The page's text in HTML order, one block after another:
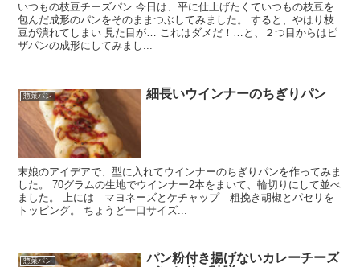
いつもの枝豆チーズパン 今日は、平に仕上げたくていつもの枝豆を
包んだ成形のパンをそのままつぶしてみました。 すると、やはり枝
豆が潰れてしまい 見た目が… これはダメだ！…と、２つ目からはピ
ザパンの成形にしてみまし...
惣菜パン 細長いウインナーのちぎりパン
末娘のアイデアで、型に入れてウインナーのちぎりパンを作ってみま
した。 70グラムの生地でウインナー2本をまいて、輪切りにして並べ
ました。 上には マヨネーズとケチャップ 粗挽き胡椒とパセリを
トッピング。 ちょうど一口サイズ...
惣菜パン
パン粉付き揚げないカレーチーズ